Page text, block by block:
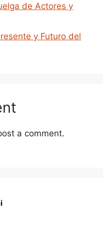
de Actores y
y Futuro del
a comment.